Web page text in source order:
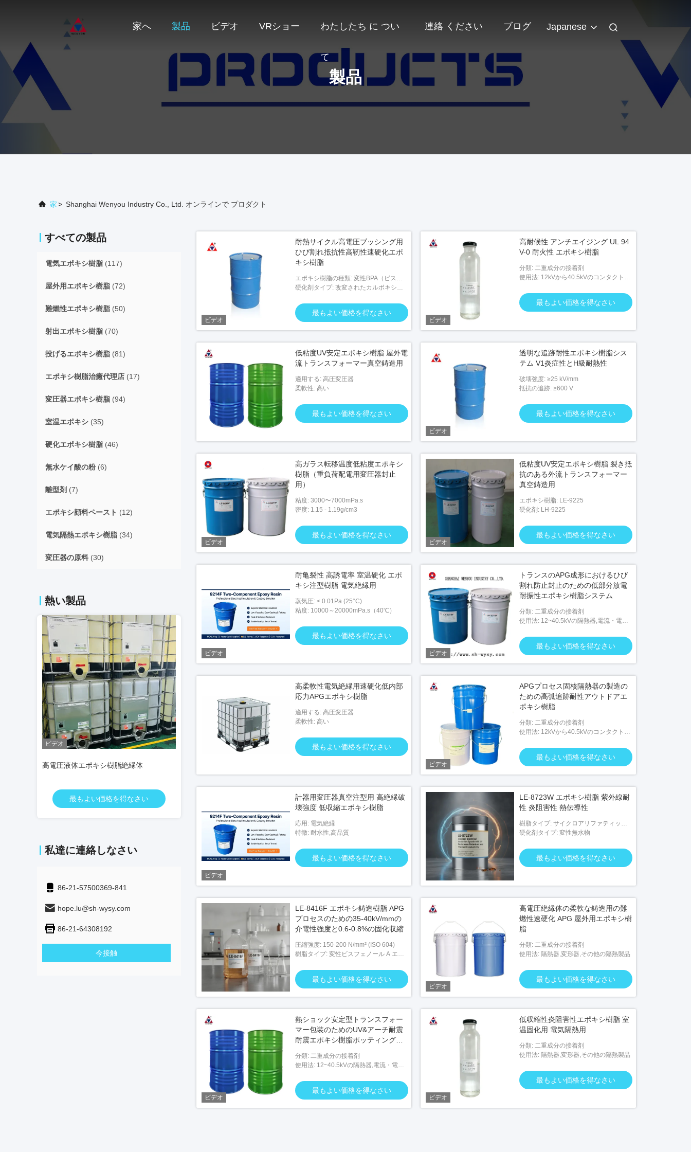
家へ 製品 ビデオ VRショー わたしたち に つい
て
連絡 ください ブログ Japanese
製品
家> Shanghai Wenyou Industry Co., Ltd. オンラインで プロダクト
すべての製品
電気エポキシ樹脂 (117)
屋外用エポキシ樹脂 (72)
難燃性エポキシ樹脂 (50)
射出エポキシ樹脂 (70)
投げるエポキシ樹脂 (81)
エポキシ樹脂治癒代理店 (17)
変圧器エポキシ樹脂 (94)
室温エポキシ (35)
硬化エポキシ樹脂 (46)
無水ケイ酸の粉(6)
離型剤 (7)
エポキシ顔料ペースト (12)
電気隔熱エポキシ樹脂 (34)
変圧器の原料 (30)
熱い製品
ビデオ
高電圧液体エポキシ樹脂絶縁体
最もよい価格を得なさい
ビデオ
最もよい価格を得なさい
ビデオ
屋外用電気部品用 耐UVエポキシ樹脂
最もよい価格を得なさい
乾式およびオイルの変圧器Cas No
70 1乾式変圧器のためのエポキシ
最もよい価格を得なさい
私達に連絡しなさい
86-21-57500369-841
hope.lu@sh-wysy.com
86-21-64308192
今接触
ビデオ
耐熱サイクル高電圧ブッシング用
ひび割れ抵抗性高靭性速硬化エポ
キシ樹脂
エポキシ樹脂の種類: 変性BPA（ビスフ
ェノールA）
硬化剤タイプ: 改変されたカルボキシル
最もよい価格を得なさい
ビデオ
高耐候性 アンチエイジング UL 94
V-0 耐火性 エポキシ樹脂
分類: 二重成分の接着剤
使用法: 12kVから40.5kVのコンタクトボ
製品
最もよい価格を得なさい
低粘度UV安定エポキシ樹脂 屋外電
流トランスフォーマー真空鋳造用
適用する: 高圧変圧器
柔軟性: 高い
最もよい価格を得なさい
ビデオ
透明な追跡耐性エポキシ樹脂シス
テム V1炎症性とH級耐熱性
破壊強度: ≥25 kV/mm
抵抗の追跡: ≥600 V
最もよい価格を得なさい
ビデオ
高ガラス転移温度低粘度エポキシ
樹脂（重負荷配電用変圧器封止
用）
粘度: 3000〜7000mPa.s
密度: 1.15 - 1.19g/cm3
最もよい価格を得なさい
ビデオ
低粘度UV安定エポキシ樹脂 裂き抵
抗のある外流トランスフォーマー
真空鋳造用
エポキシ樹脂: LE-9225
硬化剤: LH-9225
最もよい価格を得なさい
ビデオ
耐亀裂性 高誘電率 室温硬化 エポ
キシ注型樹脂 電気絶縁用
蒸気圧: < 0.01Pa (25°C)
粘度: 10000～20000mPa.s（40℃）
最もよい価格を得なさい
ビデオ
トランスのAPG成形におけるひび
割れ防止封止のための低部分放電
耐振性エポキシ樹脂システム
分類: 二重成分の接着剤
使用法: 12~40.5kVの隔熱器,電流・電圧
最もよい価格を得なさい
高柔軟性電気絶縁用速硬化低内部
応力APGエポキシ樹脂
適用する: 高圧変圧器
柔軟性: 高い
最もよい価格を得なさい
ビデオ
APGプロセス固核隔熱器の製造の
ための高弧追跡耐性アウトドアエ
ポキシ樹脂
分類: 二重成分の接着剤
使用法: 12kVから40.5kVのコンタクトボ
製品
最もよい価格を得なさい
ビデオ
計器用変圧器真空注型用 高絶縁破
壊強度 低収縮エポキシ樹脂
応用: 電気絶縁
特徴: 耐水性,高品質
最もよい価格を得なさい
LE-8723W エポキシ樹脂 紫外線耐
性 炎阻害性 熱伝導性
樹脂タイプ: サイクロアリファティック
エポキシ
硬化剤タイプ: 変性無水物
最もよい価格を得なさい
LE-8416F エポキシ鋳造樹脂 APG
プロセスのための35-40kV/mmの
介電性強度と0.6-0.8%の固化収縮
圧縮強度: 150-200 N/mm² (ISO 604)
樹脂タイプ: 変性ビスフェノール A エポ
最もよい価格を得なさい
ビデオ
高電圧絶縁体の柔軟な鋳造用の難
燃性速硬化 APG 屋外用エポキシ樹
脂
分類: 二重成分の接着剤
使用法: 隔熱器,変形器,その他の隔熱製品
最もよい価格を得なさい
ビデオ
熱ショック安定型トランスフォー
マー包装のためのUV&アーチ耐震
耐震エポキシ樹脂ポッティング化
分類: 二重成分の接着剤
使用法: 12~40.5kVの隔熱器,電流・電圧
最もよい価格を得なさい
ビデオ
低収縮性炎阻害性エポキシ樹脂 室
温固化用 電気隔熱用
分類: 二重成分の接着剤
使用法: 隔熱器,変形器,その他の隔熱製品
最もよい価格を得なさい